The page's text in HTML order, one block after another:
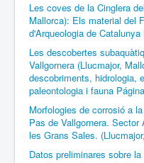
Les coves de la Cinglera
Mallorca): Els material del
d'Arqueologia de
Les descobertes
Vallgornera (Llucmajor,
descobriments, hidrologia,
paleontologia i fauna
Morfologies de corrosió a
Pas de Vallgornera.
les Grans Sales.
Datos preliminares sobre